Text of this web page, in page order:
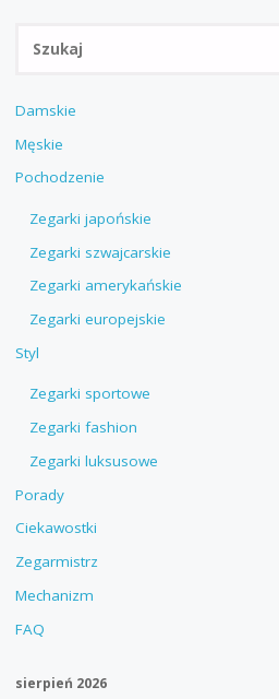
Damskie
Męskie
Pochodzenie
Zegarki japońskie
Zegarki szwajcarskie
Zegarki amerykańskie
Zegarki europejskie
Styl
Zegarki sportowe
Zegarki fashion
Zegarki luksusowe
Porady
Ciekawostki
Zegarmistrz
Mechanizm
FAQ
sierpień 2026